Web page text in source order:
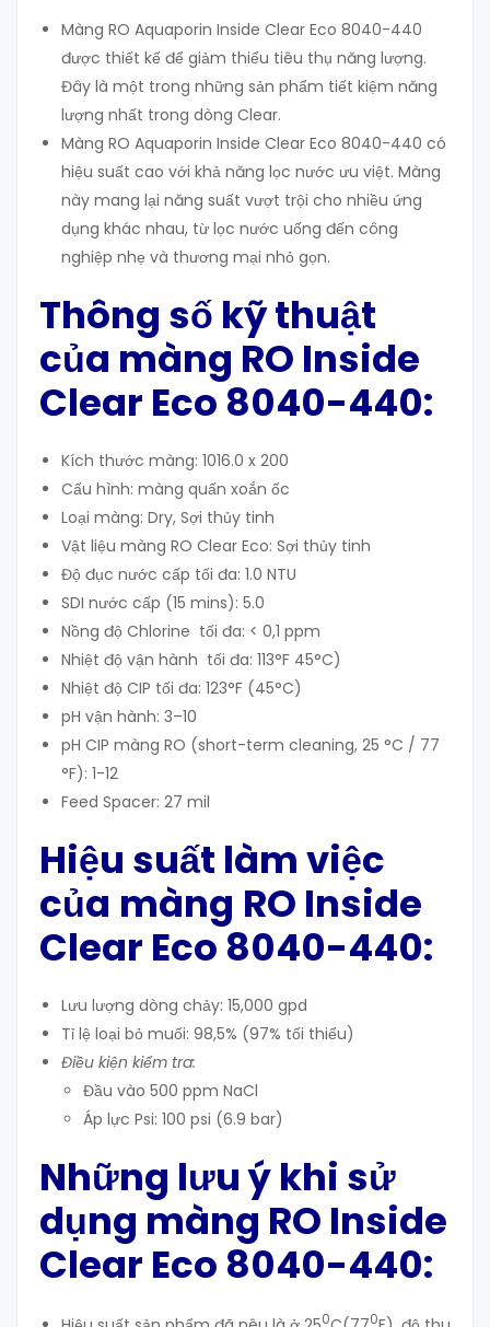
Màng RO Aquaporin Inside Clear Eco 8040-440
được thiết kế để giảm thiểu tiêu thụ năng lượng.
Đây là một trong những sản phẩm tiết kiệm năng
lượng nhất trong dòng Clear.
Màng RO Aquaporin Inside Clear Eco 8040-440 có
hiệu suất cao với khả năng lọc nước ưu việt. Màng
này mang lại năng suất vượt trội cho nhiều ứng
dụng khác nhau, từ lọc nước uống đến công
nghiệp nhẹ và thương mại nhỏ gọn.
Thông số kỹ thuật
của màng RO Inside
Clear Eco 8040-440:
Kích thước màng: 1016.0 x 200
Cấu hình: màng quấn xoắn ốc
Loại màng: Dry, Sợi thủy tinh
Vật liệu màng RO Clear Eco: Sợi thủy tinh
Độ đục nước cấp tối đa: 1.0 NTU
SDI nước cấp (15 mins): 5.0
Nồng độ Chlorine tối đa: < 0,1 ppm
Nhiệt độ vận hành tối đa: 113°F 45°C)
Nhiệt độ CIP tối đa: 123°F (45°C)
pH vận hành: 3–10
pH CIP màng RO (short-term cleaning, 25 °C / 77
°F): 1-12
Feed Spacer: 27 mil
Hiệu suất làm việc
của màng RO Inside
Clear Eco 8040-440:
Lưu lượng dòng chảy: 15,000 gpd
Tỉ lệ loại bỏ muối: 98,5% (97% tối thiểu)
Điều kiện kiểm tra:
Đầu vào 500 ppm NaCl
Áp lực Psi: 100 psi (6.9 bar)
Những lưu ý khi sử
dụng màng RO Inside
Clear Eco 8040-440:
0 0